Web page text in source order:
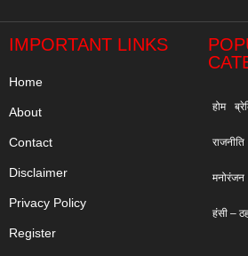
IMPORTANT LINKS
Home
About
Contact
Disclaimer
Privacy Policy
Register
होम
राजनीति
मनोरंजन
हंसी –